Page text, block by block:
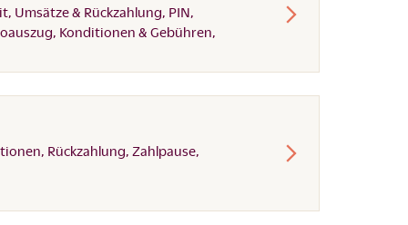
Umsätze & Rückzahlung, PIN,
Konditionen & Gebühren,
Rückzahlung, Zahlpause,